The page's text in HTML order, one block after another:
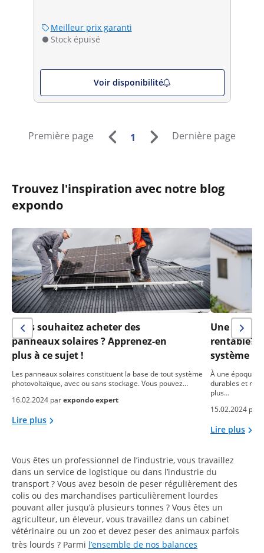
Meilleur prix garanti
Stock épuisé
Voir disponibilité
Première page 1 Dernière page
Trouvez l'inspiration avec notre blog
expondo
Vous souhaitez acheter des
panneaux solaires ? Apprenez-en
plus à ce sujet !
Les panneaux solaires constituent la base de tout système
photovoltaïque, avec ou sans stockage. Vous pouvez…
16.02.2024 parexpondo expert
Lire plus
Une
rentable?
système
À une époque
durables et
plus…
15.02.2024 par
Lire plus
Vous êtes un professionnel de l’industrie, vous travaillez
dans un service de logistique ou dans l’industrie du
transport ? Vous avez besoin de peser régulièrement des
colis ou des marchandises particulièrement lourdes
pouvant aller jusqu’à plusieurs tonnes ? Vous êtes un
agriculteur, un éleveur, vous travaillez dans un cabinet
vétérinaire ou un zoo et devez peser des animaux parfois
très lourds ? Parmi l’ensemble de nos balances